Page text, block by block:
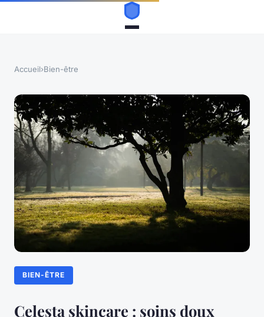
Accueil›Bien-être
BIEN-ÊTRE
Celesta skincare : soins doux